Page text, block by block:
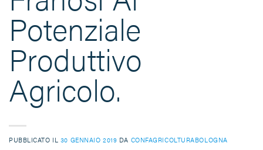
Potenziale
Produttivo
Agricolo.
PUBBLICATO IL 30 GENNAIO 2019 DA CONFAGRICOLTURABOLOGNA